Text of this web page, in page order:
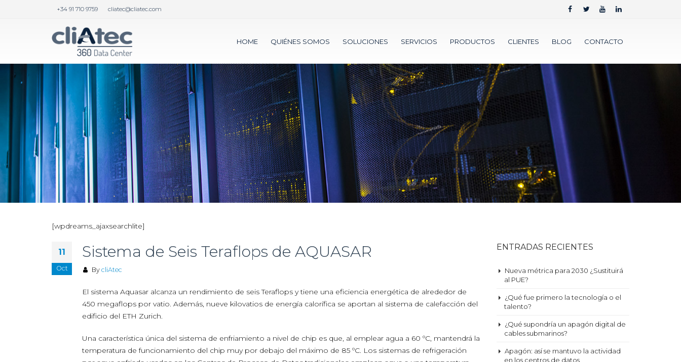
+34 91 710 9759 cliatec@cliatec.com
HOME QUIÉNES SOMOS SOLUCIONES SERVICIOS PRODUCTOS CLIENTES BLOG CONTACTO
[wpdreams_ajaxsearchlite]
11
Oct
Sistema de Seis Teraflops de AQUASAR
By cliAtec
El sistema Aquasar alcanza un rendimiento de seis Teraflops y tiene una eficiencia energética de alrededor de
450 megaflops por vatio. Además, nueve kilovatios de energía calorífica se aportan al sistema de calefacción del
edificio del ETH Zurich.
Una característica única del sistema de enfriamiento a nivel de chip es que, al emplear agua a 60 ºC, mantendrá la
temperatura de funcionamiento del chip muy por debajo del máximo de 85 ºC. Los sistemas de refrigeración
ENTRADAS RECIENTES
Nueva métrica para 2030 ¿Sustituirá
al PUE?
¿Qué fue primero la tecnología o el
talento?
¿Qué supondría un apagón digital de
cables submarinos?
Apagón: así se mantuvo la actividad
en los centros de datos